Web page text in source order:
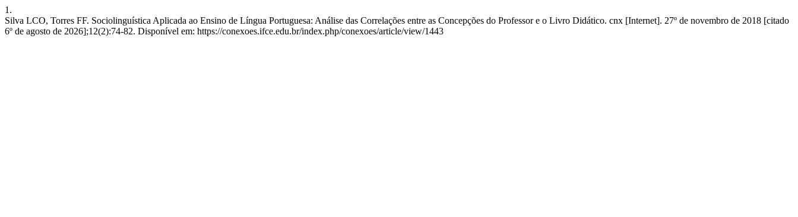
1.
Silva LCO, Torres FF. Sociolinguística Aplicada ao Ensino de Língua Portuguesa: Análise das Correlações entre as Concepções do Professor e o Livro Didático. cnx [Internet]. 27º de novembro de 2018 [citado
6º de agosto de 2026];12(2):74-82. Disponível em: https://conexoes.ifce.edu.br/index.php/conexoes/article/view/1443